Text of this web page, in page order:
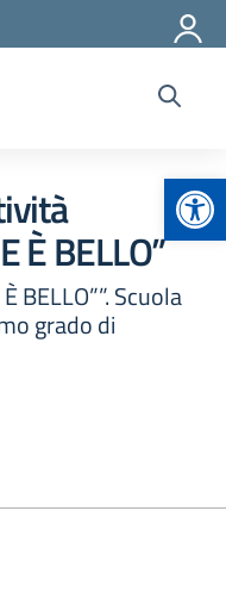
È BELLO”
BELLO””. Scuola
grado di